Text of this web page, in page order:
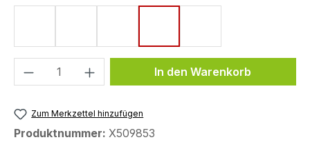
Produkt Anzahl: Gib denIn den Warenkorb
Zum Merkzettel hinzufügen
Produktnummer: X509853